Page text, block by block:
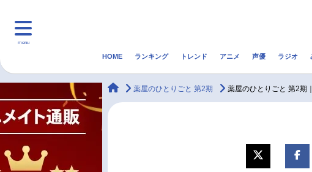
menu
マンガ・ラノベ
HOME ランキング トレンド アニメ 声優 ラジオ
animateTimes
薬屋のひとりごと 第2期 薬屋のひとりごと 第2期